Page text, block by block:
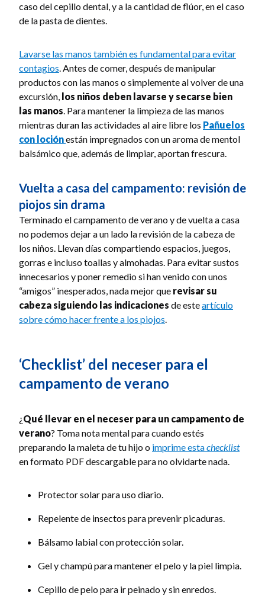
caso del cepillo dental, y a la cantidad de flúor, en el caso
de la pasta de dientes.
Lavarse las manos también es fundamental para evitar
contagios. Antes de comer, después de manipular
productos con las manos o simplemente al volver de una
excursión, los niños deben lavarse y secarse bien
las manos. Para mantener la limpieza de las manos
mientras duran las actividades al aire libre los Pañuelos
con lociónestán impregnados con un aroma de mentol
balsámico que, además de limpiar, aportan frescura.
Vuelta a casa del campamento: revisión de
piojos sin drama
Terminado el campamento de verano y de vuelta a casa
no podemos dejar a un lado la revisión de la cabeza de
los niños. Llevan días compartiendo espacios, juegos,
gorras e incluso toallas y almohadas. Para evitar sustos
innecesarios y poner remedio si han venido con unos
“amigos” inesperados, nada mejor que revisar su
cabeza siguiendo las indicaciones de esteartículo
sobre cómo hacer frente a los piojos.
‘Checklist’ del neceser para el
campamento de verano
¿Qué llevar en el neceser para un campamento de
verano? Toma nota mental para cuando estés
preparando la maleta de tu hijo o imprime estachecklist
en formato PDF descargable para no olvidarte nada.
Protector solar para uso diario.
Repelente de insectos para prevenir picaduras.
Bálsamo labial con protección solar.
Gel y champú para mantener el pelo y la piel limpia.
Cepillo de pelo para ir peinado y sin enredos.